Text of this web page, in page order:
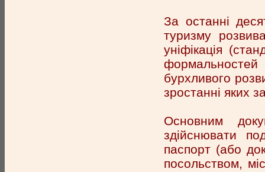
За останні
туризму
уніфікація
формальностей
бурхливого
зростанні яких
Основним
здійснювати
паспорт (або
посольством,